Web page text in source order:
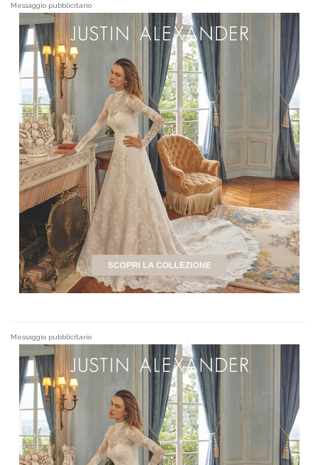
Messaggio pubblicitario
Messaggio pubblicitario